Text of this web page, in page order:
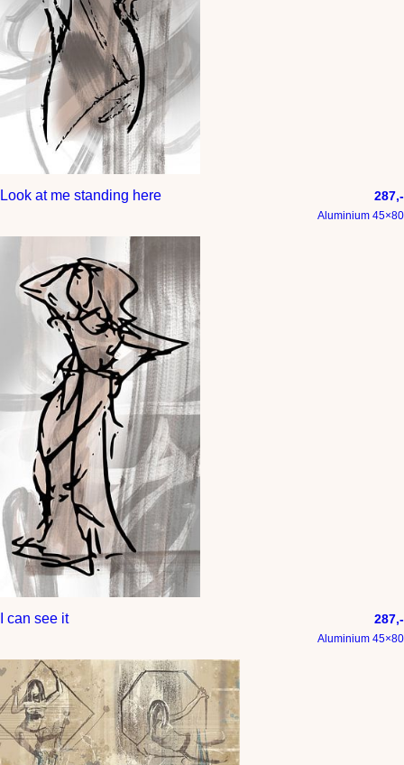
Look at me standing here 287,-
Aluminium 45×80
I can see it 287,-
Aluminium 45×80